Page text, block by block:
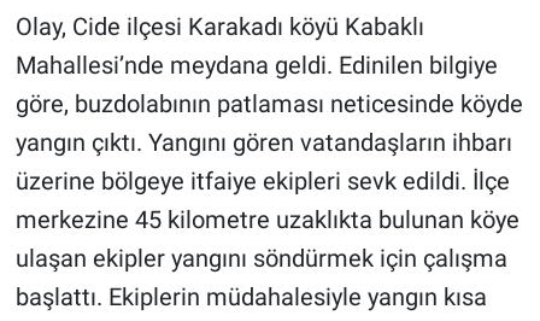
Olay, Cide ilçesi Karakadı köyü Kabaklı
Mahallesi’nde meydana geldi. Edinilen bilgiye
göre, buzdolabının patlaması neticesinde köyde
yangın çıktı. Yangını gören vatandaşların ihbarı
üzerine bölgeye itfaiye ekipleri sevk edildi. İlçe
merkezine 45 kilometre uzaklıkta bulunan köye
ulaşan ekipler yangını söndürmek için çalışma
başlattı. Ekiplerin müdahalesiyle yangın kısa